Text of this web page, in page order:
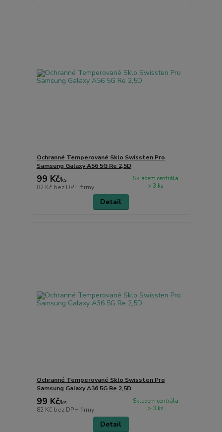
Ochranné Temperované Sklo Swissten Pro
Samsung Galaxy A56 5G Re 2,5D
99 Kč/ks
82 Kč bez DPH firmy
Skladem centrála
> 3 ks
Detail
Ochranné Temperované Sklo Swissten Pro
Samsung Galaxy A36 5G Re 2,5D
99 Kč/ks
82 Kč bez DPH firmy
Skladem centrála
> 3 ks
Detail